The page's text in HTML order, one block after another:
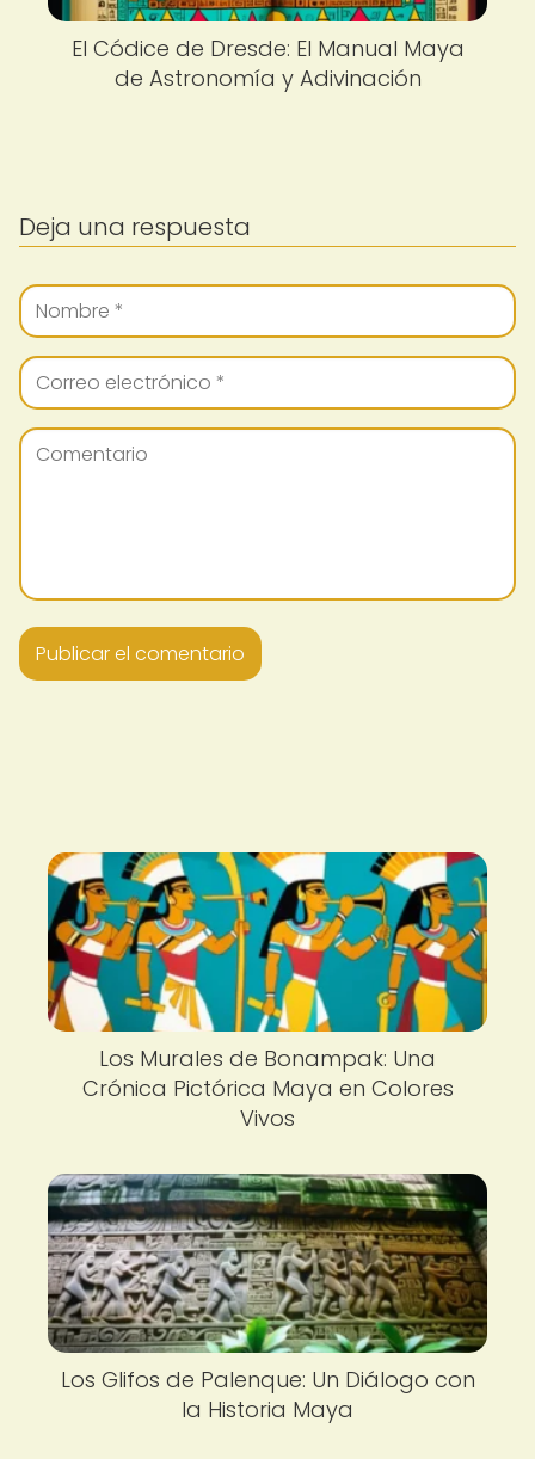
El Códice de Dresde: El Manual Maya
de Astronomía y Adivinación
Deja una respuesta
Los Murales de Bonampak: Una
Crónica Pictórica Maya en Colores
Vivos
Los Glifos de Palenque: Un Diálogo con
la Historia Maya